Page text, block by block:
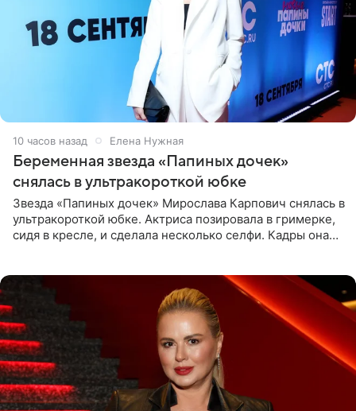
10 часов назад Елена Нужная
Беременная звезда «Папиных дочек»
снялась в ультракороткой юбке
Звезда «Папиных дочек» Мирослава Карпович снялась в
ультракороткой юбке. Актриса позировала в гримерке,
сидя в кресле, и сделала несколько селфи. Кадры она